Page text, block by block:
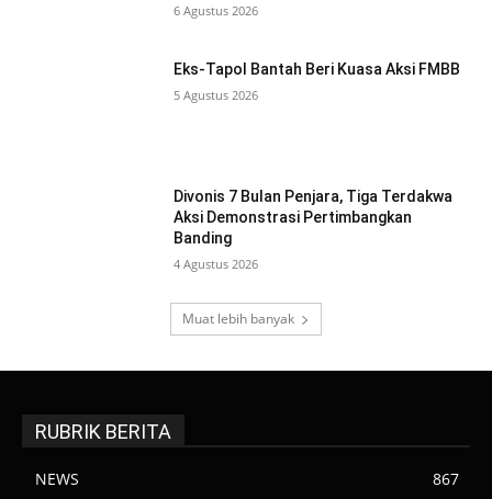
6 Agustus 2026
Eks-Tapol Bantah Beri Kuasa Aksi FMBB
5 Agustus 2026
Divonis 7 Bulan Penjara, Tiga Terdakwa
Aksi Demonstrasi Pertimbangkan
Banding
4 Agustus 2026
Muat lebih banyak
RUBRIK BERITA
NEWS
867